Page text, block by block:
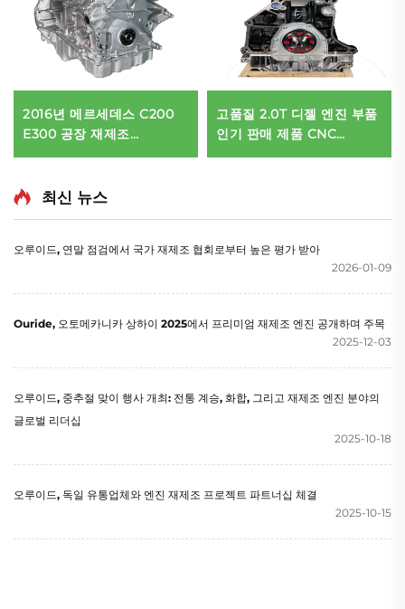
2016년 메르세데스 C200
E300 공장 재제조
M274.920 M274.910 엔진
경쟁력 있는 가격
고품질 2.0T 디젤 엔진 부품
인기 판매 제품 CNC
EA888 CDN 신형 아우디
최신 뉴스
오루이드, 연말 점검에서 국가 재제조 협회로부터 높은 평가 받아
2026-01-09
Ouride, 오토메카니카 상하이 2025에서 프리미엄 재제조 엔진 공개하며 주목
2025-12-03
오루이드, 중추절 맞이 행사 개최: 전통 계승, 화합, 그리고 재제조 엔진 분야의
글로벌 리더십
2025-10-18
오루이드, 독일 유통업체와 엔진 재제조 프로젝트 파트너십 체결
2025-10-15